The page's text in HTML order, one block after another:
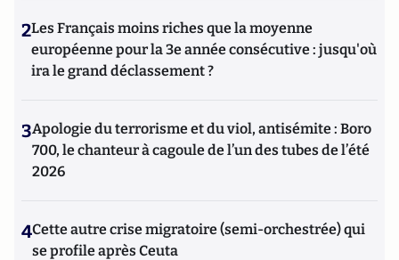
2Les Français moins riches que la moyenne
européenne pour la 3e année consécutive : jusqu'où
ira le grand déclassement ?
3Apologie du terrorisme et du viol, antisémite : Boro
700, le chanteur à cagoule de l’un des tubes de l’été
2026
4Cette autre crise migratoire (semi-orchestrée) qui
se profile après Ceuta